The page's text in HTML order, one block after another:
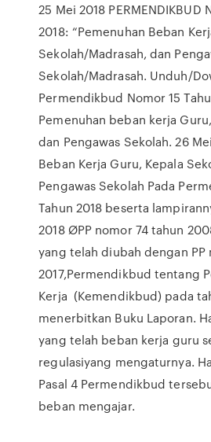
25 Mei 2018 PERMENDIKBUD
2018: “Pemenuhan Beban
Sekolah/Madrasah, dan
Sekolah/Madrasah. Unduh/
Permendikbud Nomor 15
Pemenuhan beban kerja
dan Pengawas Sekolah. 26
Beban Kerja Guru, Kepala
Pengawas Sekolah Pada
Tahun 2018 beserta
2018 ØPP nomor 74 tahun
yang telah diubah dengan PP
2017,Permendikbud tentang
Kerja (Kemendikbud) pada
menerbitkan Buku Laporan.
yang telah beban kerja guru
regulasiyang mengaturnya.
Pasal 4 Permendikbud
beban mengajar.